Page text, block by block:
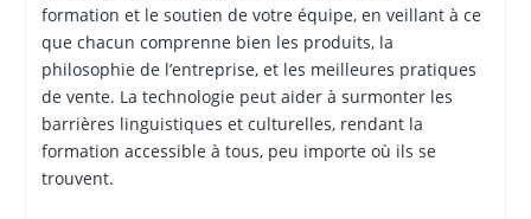
formation et le soutien de votre équipe, en veillant à ce
que chacun comprenne bien les produits, la
philosophie de l’entreprise, et les meilleures pratiques
de vente. La technologie peut aider à surmonter les
barrières linguistiques et culturelles, rendant la
formation accessible à tous, peu importe où ils se
trouvent.